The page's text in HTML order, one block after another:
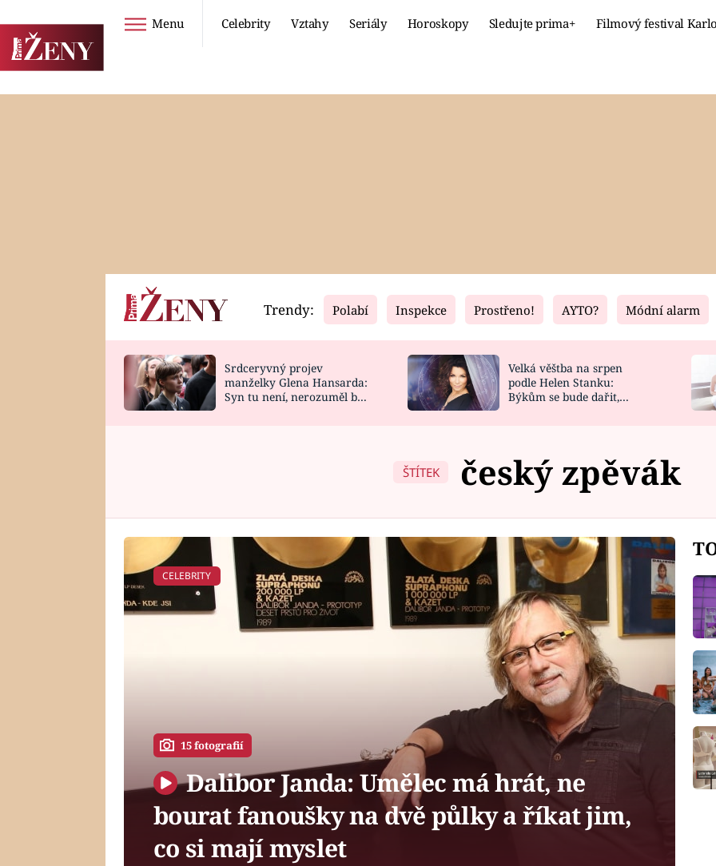
Menu Celebrity Vztahy Seriály Horoskopy Sledujte prima+ Filmový festival
Horoskopy
HOROSKOP NA
Video
CELEBRITY
VAŘENÍ
Fresh
NOVINKY
VIDEORECEPTY
Living
DESIGN
Trendy: Polabí Inspekce Prostřeno! AYTO? Módní alarm
Srdceryvný projev
manželky Glena Hansarda:
Syn tu není, nerozuměl by
Velká věštba na srpen
podle Helen Stanku:
Býkům se bude dařit,
ŠTÍTEK český zpěvák
CELEBRITY
15 fotografií
Dalibor Janda: Umělec má hrát, ne
bourat fanoušky na dvě půlky a říkat jim,
co si mají myslet